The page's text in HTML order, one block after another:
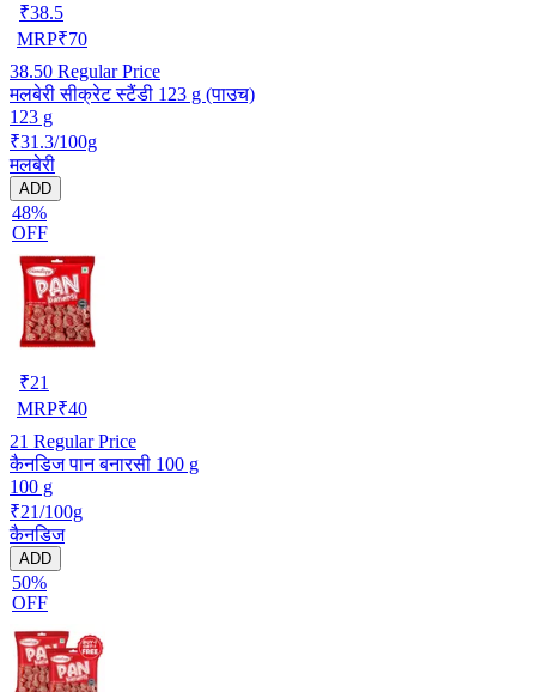
₹38.5
MRP₹70
38.50 Regular Price
मलबेरी सीक्रेट स्टैंडी 123 g (पाउच)
123 g
₹31.3/100g
मलबेरी
ADD
48%
OFF
₹21
MRP₹40
21 Regular Price
कैनडिज पान बनारसी 100 g
100 g
₹21/100g
कैनडिज
ADD
50%
OFF